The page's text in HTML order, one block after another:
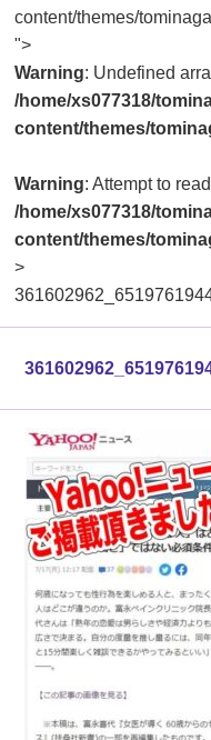
content/themes/
">
Warning: Undefined
/home/xs077318/
content/themes/
Warning: Attempt to
/home/xs077318/
content/themes/
>